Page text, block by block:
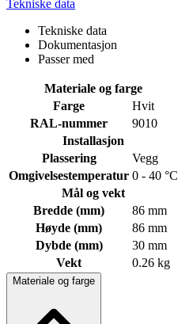
Tekniske data
Tekniske data
Dokumentasjon
Passer med
Materiale og farge
Farge
Hvit
RAL-nummer
9010
Installasjon
Plassering
Vegg
Omgivelsestemperatur 0 - 40 °C
Mål og vekt
Bredde (mm)
86 mm
Høyde (mm)
86 mm
Dybde (mm)
30 mm
Vekt
0.26 kg
Materiale og farge